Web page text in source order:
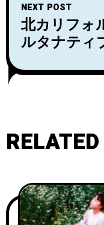
NEXT POST
北カリフォ
ルタナティ
ドシングル
表！